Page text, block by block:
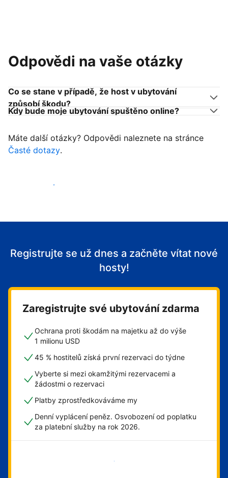
Odpovědi na vaše otázky
Co se stane v případě, že host v ubytování
způsobí škodu?
Kdy bude moje ubytování spuštěno online?
Máte další otázky? Odpovědi naleznete na stránce
Časté dotazy.
Začít přijímat hosty
Registrujte se už dnes a začněte vítat nové
hosty!
Zaregistrujte své ubytování zdarma
Ochrana proti škodám na majetku až do výše
1 milionu USD
45 % hostitelů získá první rezervaci do týdne
Vyberte si mezi okamžitými rezervacemi a
žádostmi o rezervaci
Platby zprostředkováváme my
Denní vyplácení peněz. Osvobození od poplatku
za platební služby na rok 2026.
Začít hned